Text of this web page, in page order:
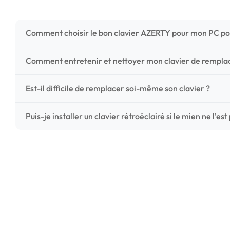
Comment choisir le bon clavier AZERTY pour mon PC
Pour ne pas vous tromper, vérifiez trois points critiques
Comment entretenir et nettoyer mon clavier de
Un entretien régulier prolonge la vie de vos touches.
Est-il difficile de remplacer soi-même son clavier ?
C'est une réparation accessible et très économique !
Puis-je installer un clavier rétroéclairé si le mien ne l'est